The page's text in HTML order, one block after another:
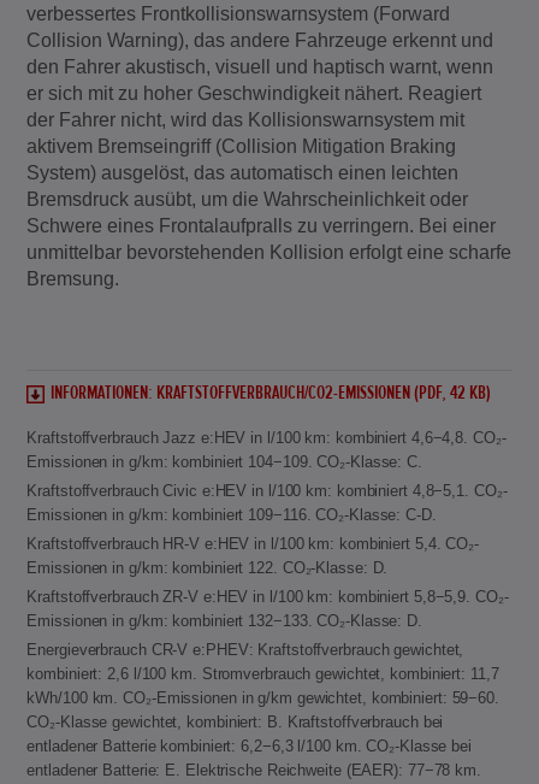
verbessertes Frontkollisionswarnsystem (Forward
Collision Warning), das andere Fahrzeuge erkennt und
den Fahrer akustisch, visuell und haptisch warnt, wenn
er sich mit zu hoher Geschwindigkeit nähert. Reagiert
der Fahrer nicht, wird das Kollisionswarnsystem mit
aktivem Bremseingriff (Collision Mitigation Braking
System) ausgelöst, das automatisch einen leichten
Bremsdruck ausübt, um die Wahrscheinlichkeit oder
Schwere eines Frontalaufpralls zu verringern. Bei einer
unmittelbar bevorstehenden Kollision erfolgt eine scharfe
Bremsung.
INFORMATIONEN: KRAFTSTOFFVERBRAUCH/CO2-EMISSIONEN (PDF, 42 KB)
Kraftstoffverbrauch Jazz e:HEV in l/100 km: kombiniert 4,6−4,8. CO₂-
Emissionen in g/km: kombiniert 104−109. CO₂-Klasse: C.
Kraftstoffverbrauch Civic e:HEV in l/100 km: kombiniert 4,8−5,1. CO₂-
Emissionen in g/km: kombiniert 109−116. CO₂-Klasse: C-D.
Kraftstoffverbrauch HR-V e:HEV in l/100 km: kombiniert 5,4. CO₂-
Emissionen in g/km: kombiniert 122. CO₂-Klasse: D.
Kraftstoffverbrauch ZR-V e:HEV in l/100 km: kombiniert 5,8−5,9. CO₂-
Emissionen in g/km: kombiniert 132−133. CO₂-Klasse: D.
Energieverbrauch CR-V e:PHEV: Kraftstoffverbrauch gewichtet,
kombiniert: 2,6 l/100 km. Stromverbrauch gewichtet, kombiniert: 11,7
kWh/100 km. CO₂-Emissionen in g/km gewichtet, kombiniert: 59−60.
CO₂-Klasse gewichtet, kombiniert: B. Kraftstoffverbrauch bei
entladener Batterie kombiniert: 6,2−6,3 l/100 km. CO₂-Klasse bei
entladener Batterie: E. Elektrische Reichweite (EAER): 77−78 km.